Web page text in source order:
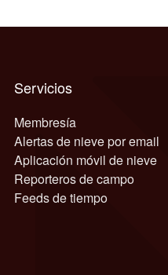
Servicios
Membresía
Alertas de nieve por email
Aplicación móvil de nieve
Reporteros de campo
Feeds de tiempo